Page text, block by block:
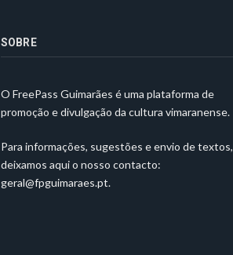
SOBRE
O FreePass Guimarães é uma plataforma de
promoção e divulgação da cultura vimaranense.
Para informações, sugestões e envio de textos,
deixamos aqui o nosso contacto:
geral@fpguimaraes.pt.